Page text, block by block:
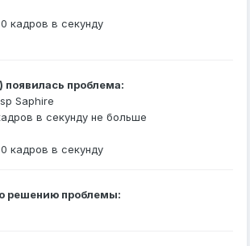
кадров в секунду
появилась проблема:
Saphire
в секунду не больше
кадров в секунду
решению проблемы: